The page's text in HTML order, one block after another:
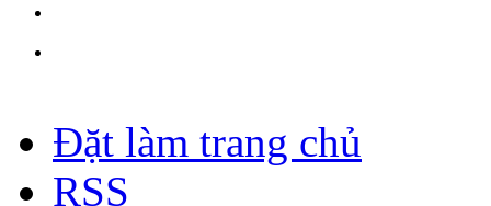
Đặt làm trang chủ
RSS